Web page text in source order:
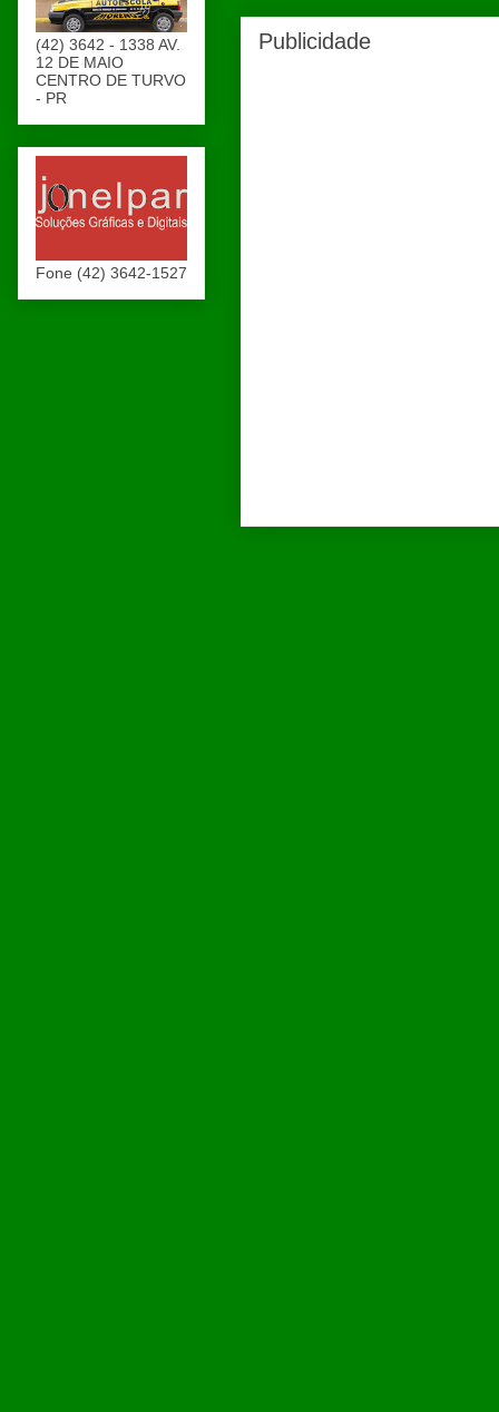
Publicidade
(42) 3642 - 1338 AV.
12 DE MAIO
CENTRO DE TURVO
- PR
Fone (42) 3642-1527